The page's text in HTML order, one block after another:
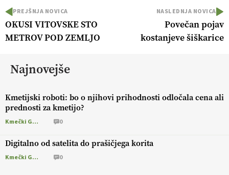
PREJŠNJA NOVICA
OKUSI VITOVSKE STO
METROV POD ZEMLJO
NASLEDNJA NOVICA
Povečan pojav
kostanjeve šiškarice
Najnovejše
Kmetijski roboti: bo o njihovi prihodnosti odločala cena ali
prednosti za kmetijo?
Kmečki Glas 0
Digitalno od satelita do prašičjega korita
Kmečki Glas 0